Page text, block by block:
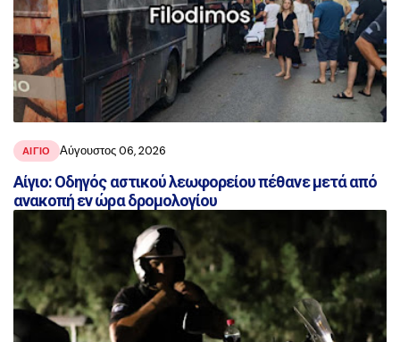
ΑΙΓΙΟ Αύγουστος 06, 2026
Αίγιο: Οδηγός αστικού λεωφορείου πέθανε μετά από
ανακοπή εν ώρα δρομολογίου